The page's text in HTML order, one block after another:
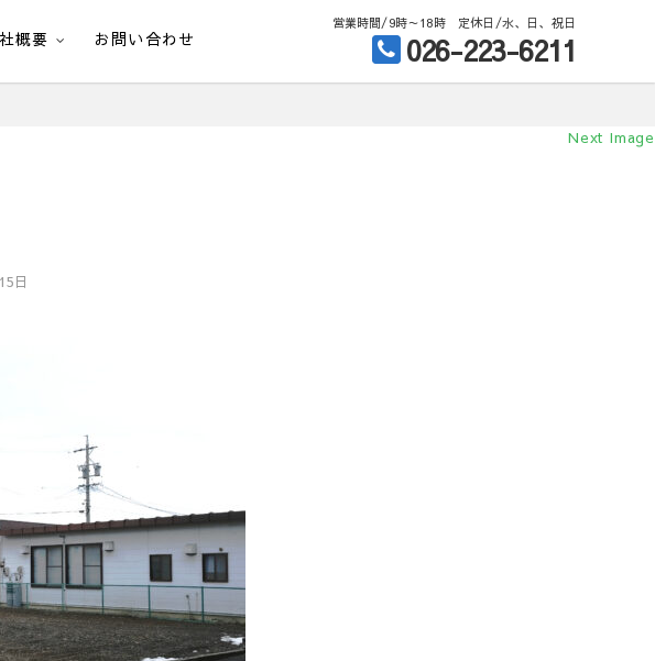
概要 お問い合わせ
営業時間/9時～18時 定休日/水、日、祝日
026-223-6211
Next Image
日